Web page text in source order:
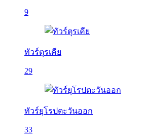
9
ทัวร์ตุรเคีย
29
ทัวร์ยุโรปตะวันออก
33